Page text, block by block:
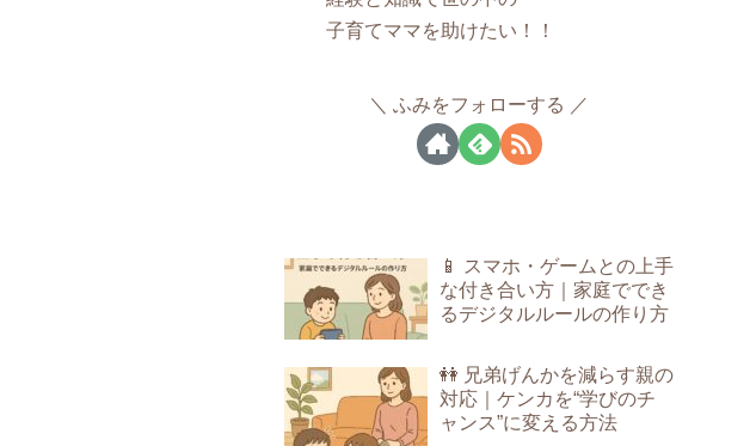
子育てママを助けたい！！
ふみをフォローする
📱 スマホ・ゲームとの上手
な付き合い方｜家庭ででき
るデジタルルールの作り方
👭 兄弟げんかを減らす親の
対応｜ケンカを“学びのチ
ャンス”に変える方法